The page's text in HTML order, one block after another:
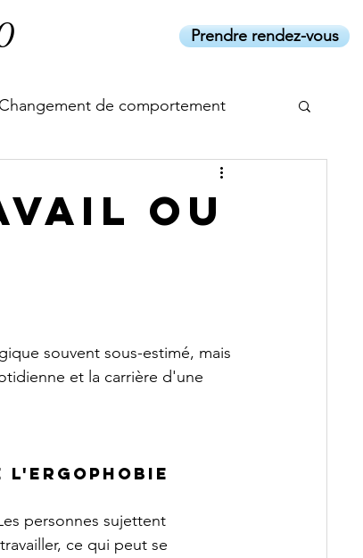
Prendre rendez-vous
Changement de comportement
ou
souvent sous-estimé, mais
et la carrière d'une
l'ergophobie
personnes sujettent
ce qui peut se